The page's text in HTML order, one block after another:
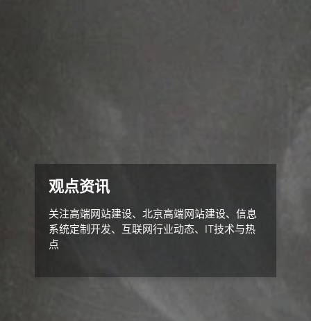
观点资讯
关注高端网站建设、北京高端网站建设、信息
系统定制开发、互联网行业动态、IT技术与热
点